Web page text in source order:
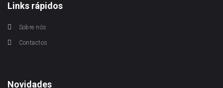
Links rápidos
Sobre nós
Contactos
Novidades